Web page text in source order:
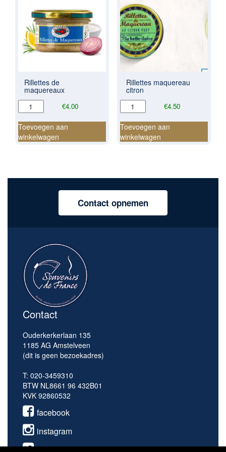
Rillettes de
maquereaux
€4.00
Rillettes
de
maquereaux
aantal
Toevoegen aan
winkelwagen
Rillettes maquereau
citron
€4.50
Rillettes
maquereau
citron
aantal
Toevoegen aan
winkelwagen
Contact opnemen
Contact
Ouderkerkerlaan 135
1185 AG Amstelveen
(dit is geen bezoekadres)
T: 020-3459310
BTW NL8661 96 432B01
KVK 92860532
facebook
instagram
twitter